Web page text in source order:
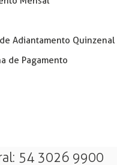
Adiantamento Quinzenal
de Pagamento
54 3026 9900